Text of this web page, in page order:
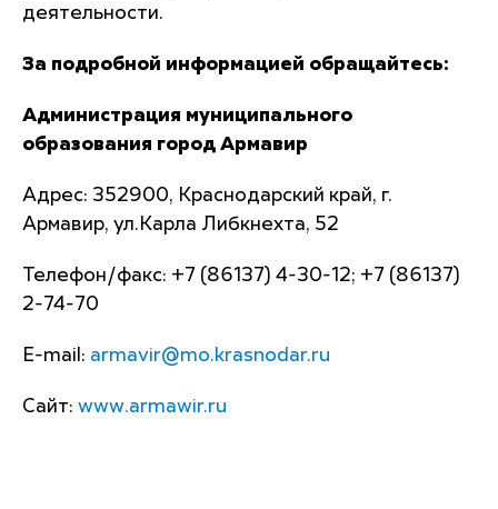
деятельности.
За подробной информацией обращайтесь:
Администрация муниципального
образования город Армавир
Адрес: 352900, Краснодарский край, г.
Армавир, ул.Карла Либкнехта, 52
Телефон/факс: +7 (86137) 4-30-12; +7 (86137)
2-74-70
E-mail: armavir@mo.krasnodar.ru
Сайт: www.armawir.ru